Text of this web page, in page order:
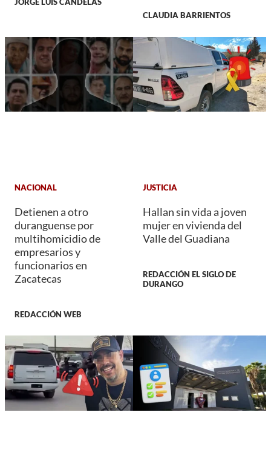
JORGE LUIS CANDELAS
CLAUDIA BARRIENTOS
NACIONAL
Detienen a otro
duranguense por
multihomicidio de
empresarios y
funcionarios en
Zacatecas
REDACCIÓN WEB
JUSTICIA
Hallan sin vida a joven
mujer en vivienda del
Valle del Guadiana
REDACCIÓN EL SIGLO DE
DURANGO